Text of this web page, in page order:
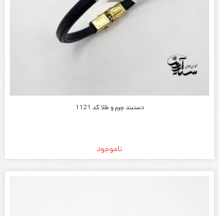
دستبند چرم و طلا کد 1121
ناموجود